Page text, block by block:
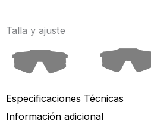
Talla y ajuste
Especificaciones Técnicas
Información adicional